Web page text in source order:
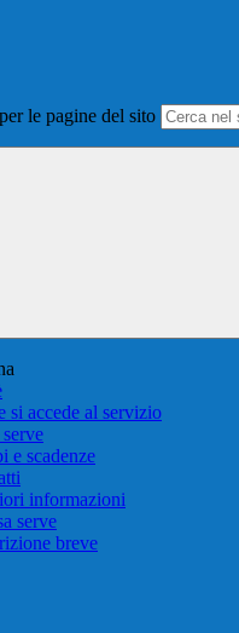
le pagine del sito
si accede al servizio
e scadenze
informazioni
serve
breve